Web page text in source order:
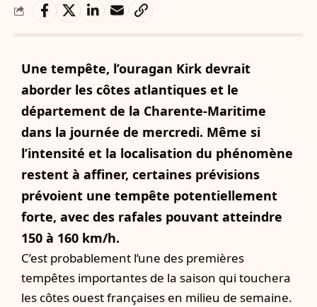
Une tempête, l’ouragan Kirk devrait
aborder les côtes atlantiques et le
département de la Charente-Maritime
dans la journée de mercredi. Même si
l’intensité et la localisation du phénomène
restent à affiner, certaines prévisions
prévoient une tempête potentiellement
forte, avec des rafales pouvant atteindre
150 à 160 km/h.
C’est probablement l’une des premières
tempêtes importantes de la saison qui touchera
les côtes ouest françaises en milieu de semaine.